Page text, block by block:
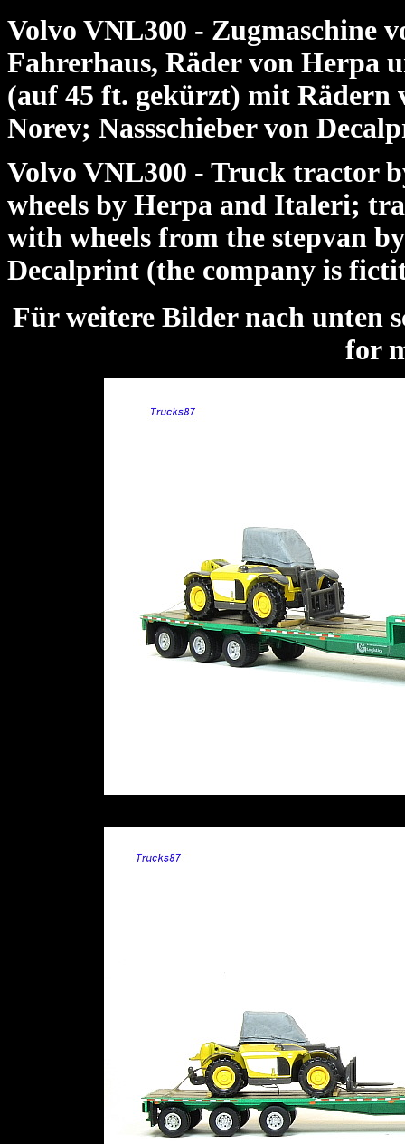
Volvo VNL300 - Zugmaschine
Fahrerhaus, Räder von Herpa
(auf 45 ft. gekürzt) mit Rädern
Norev; Nassschieber von
Volvo VNL300 - Truck tractor
wheels by Herpa and Italeri;
with wheels from the stepvan
Decalprint (the company is
Für weitere Bilder nach
for